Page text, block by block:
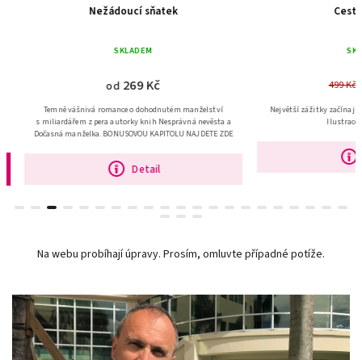
Nežádoucí sňatek
SKLADEM
od269 Kč
Detail
Temně vášnivá romance o dohodnutém manželství
s miliardářem z pera autorky knih Nesprávná nevěsta a
Dočasná manželka. BONUSOVOU KAPITOLU NAJDETE ZDE
Cestuj
499 Kč
Největší zážitky začínají
Ilustrace
Na webu probíhají úpravy. Prosím, omluvte případné potíže.